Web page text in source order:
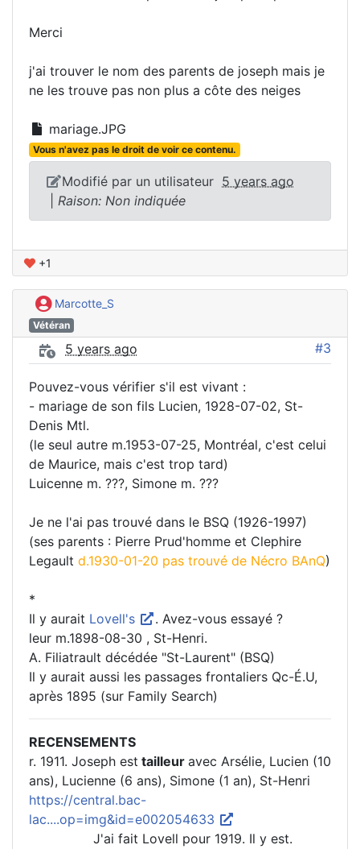
Merci
j'ai trouver le nom des parents de joseph mais je
ne les trouve pas non plus a côte des neiges
mariage.JPG
Vous n'avez pas le droit de voir ce contenu.
Modifié par un utilisateur 5 years ago
Raison: Non indiquée
+1
Marcotte_S
Vétéran
5 years ago #3
Pouvez-vous vérifier s'il est vivant :
- mariage de son fils Lucien, 1928-07-02, St-
Denis Mtl.
(le seul autre m.1953-07-25, Montréal, c'est celui
de Maurice, mais c'est trop tard)
Luicenne m. ???, Simone m. ???
Je ne l'ai pas trouvé dans le BSQ (1926-1997)
(ses parents : Pierre Prud'homme et Clephire
Legault d.1930-01-20 pas trouvé de Nécro BAnQ)
*
Il y aurait Lovell's
. Avez-vous essayé ?
leur m.1898-08-30 , St-Henri.
A. Filiatrault décédée "St-Laurent" (BSQ)
Il y aurait aussi les passages frontaliers Qc-É.U,
après 1895 (sur Family Search)
RECENSEMENTS
r. 1911. Joseph est tailleur avec Arsélie, Lucien (10
ans), Lucienne (6 ans), Simone (1 an), St-Henri
https://central.bac-
lac....op=img&id=e002054633
J'ai fait Lovell pour 1919. Il y est.